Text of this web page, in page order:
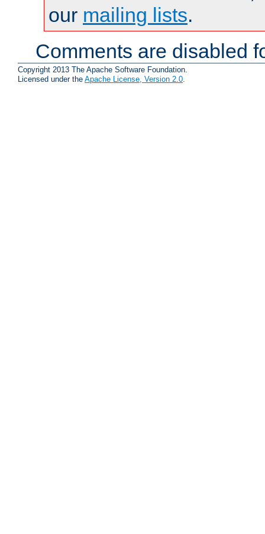
our mailing lists.
Comments are disabled
Copyright 2013 The Apache Software Foundation.
Licensed under the Apache License, Version 2.0